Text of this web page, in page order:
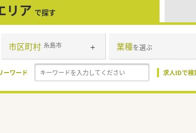
リア で探す
市区町村 糸島市 業種を選ぶ
ーワード 求人IDで検